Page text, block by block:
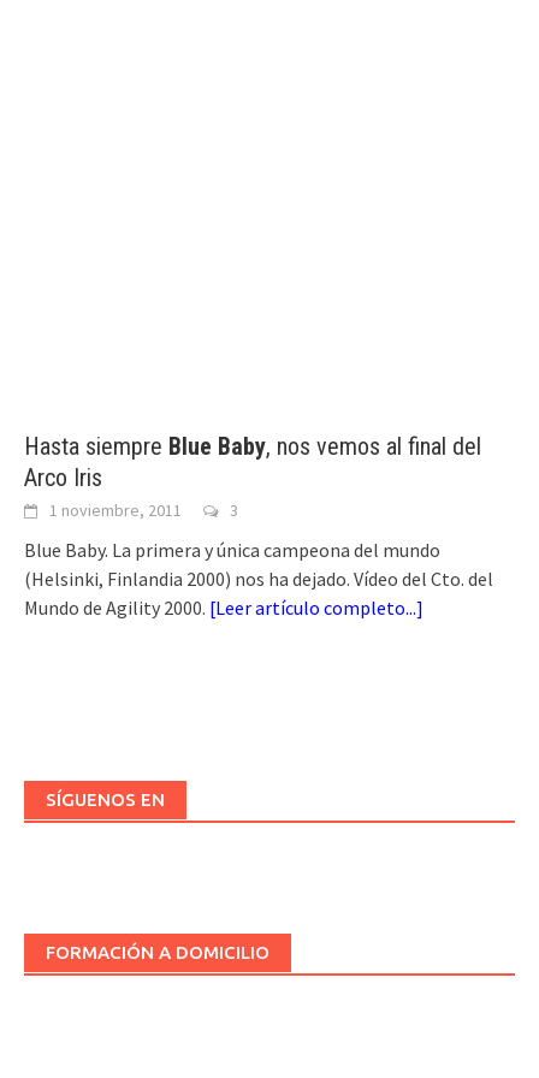
Hasta siempre Blue Baby, nos vemos al final del
Arco Iris
1 noviembre, 2011 3
Blue Baby. La primera y única campeona del mundo
(Helsinki, Finlandia 2000) nos ha dejado. Vídeo del Cto. del
Mundo de Agility 2000. [Leer artículo completo...]
SÍGUENOS EN
FORMACIÓN A DOMICILIO